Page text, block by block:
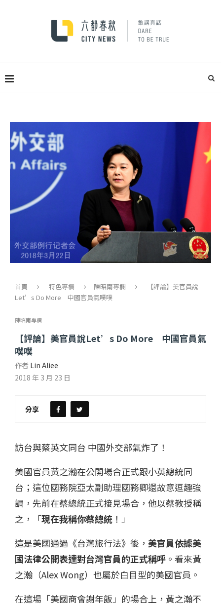
首頁 特色專欄 陳昭南專欄
【評論】美官員說
Let’s Do More 中國官員氣噗噗
陳昭南專欄
【評論】美官員說Let’s Do More 中國官員氣
噗噗
作者 Lin Aliee
2018 年 3 月 23 日
分享
訪台與蔡英文同台 中國外交部氣炸了！
美國官員黃之瀚在公開場合正式跟小英總統同
台；這位國務院亞太副助理國務卿還故意逗趣強
調，先前在蔡總統正式接見場合，他以蔡教授稱
之，「現在我稱你蔡總統 ！」
這是美國通過《台灣旅行法》後， 美官員依據美
國法律公開表達對台灣官員的正式稱呼 。看來黃
之瀚（Alex Wong）也屬於白目型的美國官員。
在這場「美國商會謝年飯」的場合上，黃之瀚不